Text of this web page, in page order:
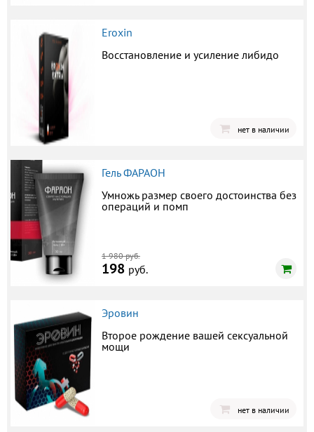
Eroxin
Восстановление и усиление либидо
нет в наличии
Гель ФАРАОН
Умножь размер своего достоинства без
операций и помп
1 980 руб.
198 руб.
Эровин
Второе рождение вашей сексуальной
мощи
нет в наличии